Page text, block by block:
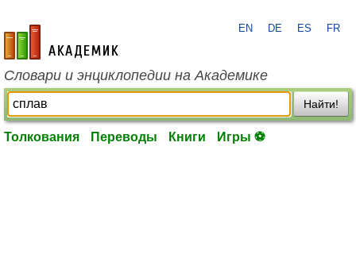
academic.ru
EN DE ES FR
Словари и энциклопедии на Академике
Найти!
Толкования Переводы Книги Игры ⚽